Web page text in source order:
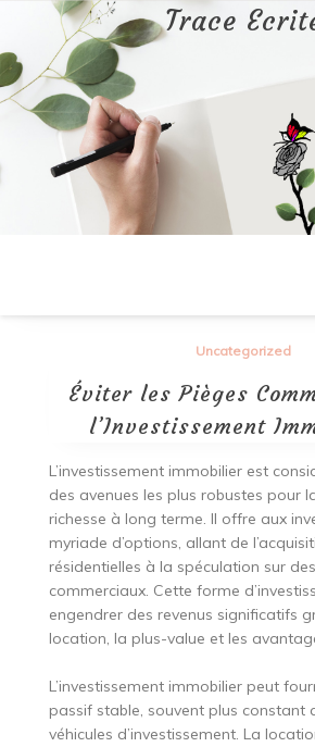
contenu
Trace
Uncategorized
Éviter les Pièges
l’Investissement
L’investissement immobilier est
des avenues les plus robustes pour
richesse à long terme. Il offre aux
myriade d’options, allant de
résidentielles à la spéculation sur
commerciaux. Cette forme
engendrer des revenus significatifs
location, la plus-value et les
L’investissement immobilier peut
passif stable, souvent plus constant
véhicules d’investissement. La